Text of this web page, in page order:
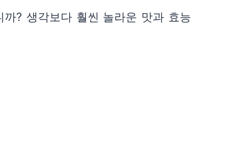
? 생각보다 훨씬 놀라운 맛과 효능